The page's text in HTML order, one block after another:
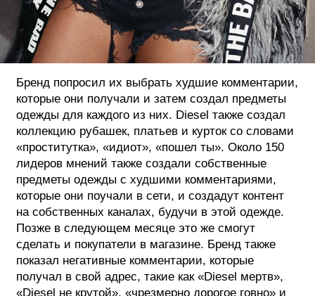
Бренд попросил их выбрать худшие комментарии,
которые они получали и затем создал предметы
одежды для каждого из них. Diesel также создал
коллекцию рубашек, платьев и курток со словами
«проститутка», «идиот», «пошел ты». Около 150
лидеров мнений также создали собственные
предметы одежды с худшими комментариями,
которые они поучали в сети, и создадут контент
на собственных каналах, будучи в этой одежде.
Позже в следующем месяце это же смогут
сделать и покупатели в магазине. Бренд также
показал негативные комментарии, которые
получал в свой адрес, такие как «Diesel мертв»,
«Diesel не крутой», «чрезмерно дорогое говно» и